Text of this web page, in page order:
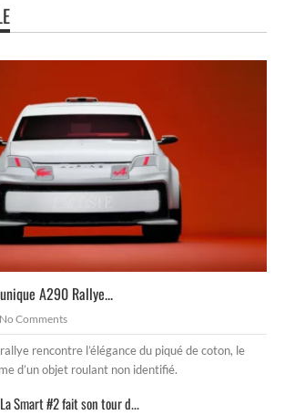
A290 Rallye...
No Comments
rencontre l’élégance du piqué de coton, le
d’un objet roulant non identifié.
La Smart #2 fait son tour d...